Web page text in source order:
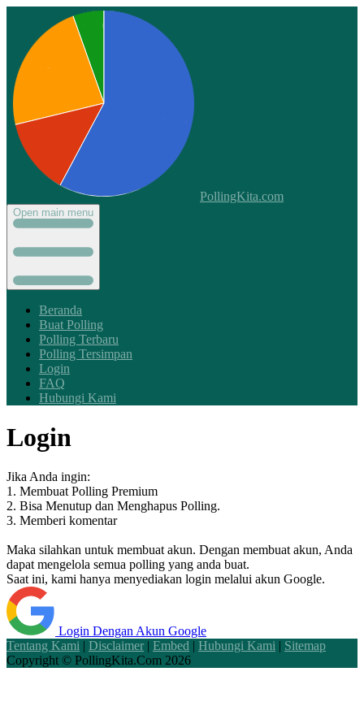
PollingKita.com
Open main menu
Beranda
Buat Polling
Polling Terbaru
Polling Tersimpan
Login
FAQ
Hubungi Kami
Login
Jika Anda ingin:
1. Membuat Polling Premium
2. Bisa Menutup dan Menghapus Polling.
3. Memberi komentar
Maka silahkan untuk membuat akun. Dengan membuat akun, Anda
dapat mengelola semua polling yang anda buat.
Saat ini, kami hanya menyediakan login melalui akun Google.
Login Dengan Akun Google
Tentang Kami | Disclaimer | Embed | Hubungi Kami | Sitemap
Copyright © PollingKita.Com 2026